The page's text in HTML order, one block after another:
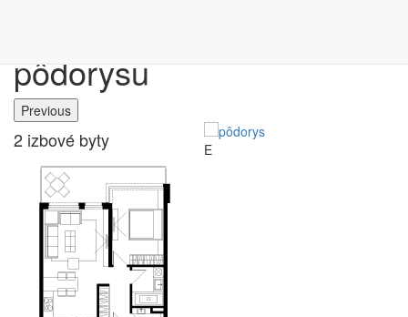
pôdorysu
Previous
2 izbové byty E